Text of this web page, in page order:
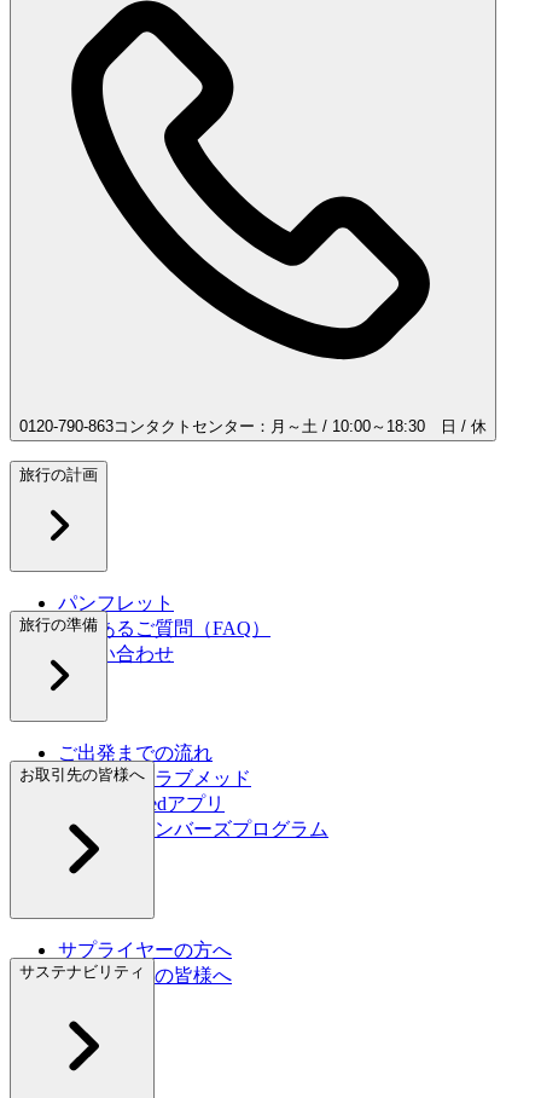
0120-790-863コンタクトセンター：月～土 / 10:00～18:30 日 / 休
旅行の計画
パンフレット
よくあるご質問（FAQ）
お問い合わせ
旅行の準備
ご出発までの流れ
初めてのクラブメッド
My Club Medアプリ
グレートメンバーズプログラム
旅行保険
お取引先の皆様へ
サプライヤーの方へ
旅行代理店の皆様へ
サステナビリティ